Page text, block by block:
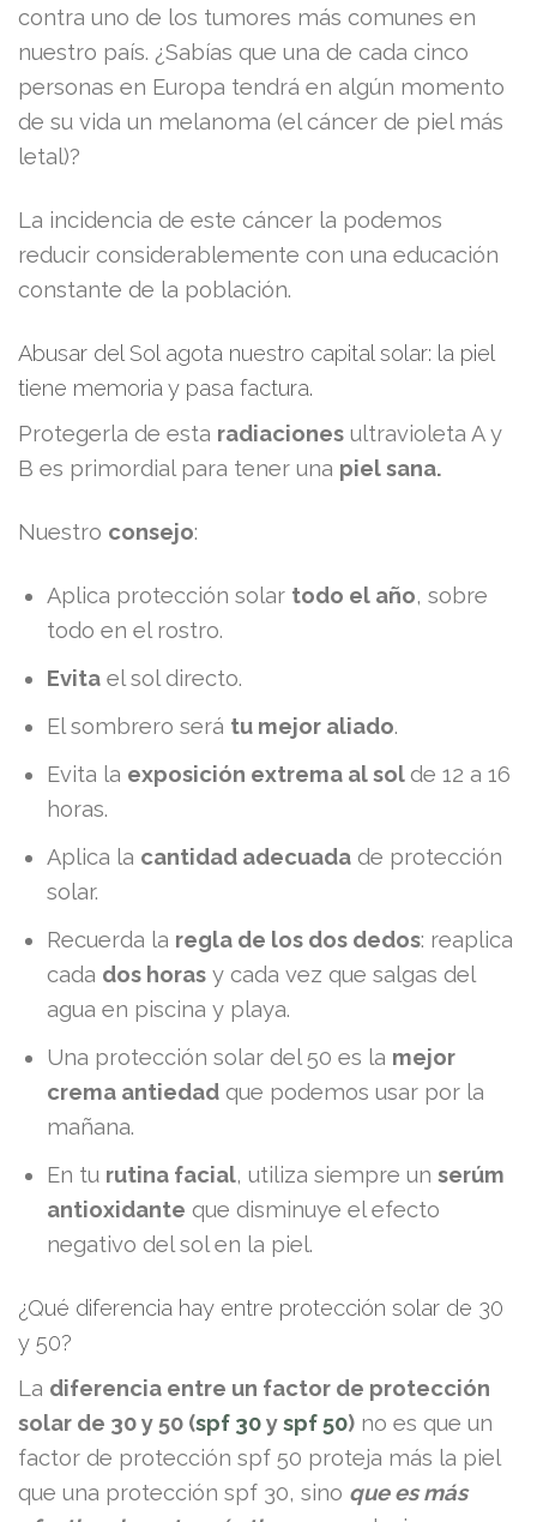
contra uno de los tumores más comunes en
nuestro país. ¿Sabías que una de cada cinco
personas en Europa tendrá en algún momento
de su vida un melanoma (el cáncer de piel más
letal)?
La incidencia de este cáncer la podemos
reducir considerablemente con una educación
constante de la población.
Abusar del Sol agota nuestro capital solar: la piel
tiene memoria y pasa factura.
Protegerla de esta radiaciones ultravioleta A y
B es primordial para tener una piel sana.
Nuestro consejo:
Aplica protección solar todo el año, sobre
todo en el rostro.
Evitael sol directo.
El sombrero será tu mejor aliado.
Evita la exposición extrema al solde 12 a 16
horas.
Aplica la cantidad adecuadade protección
solar.
Recuerda la regla de los dos dedos: reaplica
cada dos horasy cada vez que salgas del
agua en piscina y playa.
Una protección solar del 50 es la mejor
crema antiedadque podemos usar por la
mañana.
En tu rutina facial, utiliza siempre un serúm
antioxidante que disminuye el efecto
negativo del sol en la piel.
¿Qué diferencia hay entre protección solar de 30
y 50?
La diferencia entre un factor de protección
solar de 30 y 50 (spf 30yspf 50) no es que un
factor de protección spf 50 proteja más la piel
que una protección spf 30, sino que es más